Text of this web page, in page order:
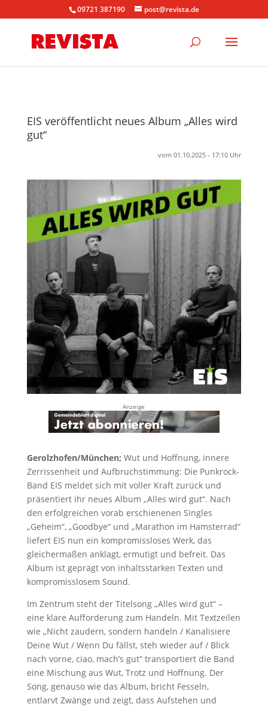
09721 387190 post@revista.de
EIS veröffentlicht neues Album „Alles wird
gut“
vom 01.10.2025 - 17:10 Uhr
Anzeige
Gerolzhofen/München; Wut und Hoffnung, innere
Zerrissenheit und Aufbruchstimmung: Die Punkrock-
Band EIS meldet sich mit voller Kraft zurück und
präsentiert ihr neues Album „Alles wird gut“. Nach
den erfolgreichen vorab erschienenen Singles
„Geheim“, „Goodbye“ und „Marathon im Hamsterrad“
liefert EIS nun ein kompromissloses Werk, das
gleichermaßen anklagt, ermutigt und befreit. Das
Album ist geprägt von inhaltsstarken Texten und
kompromisslosem Sound.
Im Zentrum steht der Titelsong „Alles wird gut“ –
eine klare Aufforderung zum Handeln. Mit Textzeilen
wie „Nicht zaudern, sondern handeln / Kanalisiere
Deine Wut / Wenn Du fällst, steh wieder auf / Blick
nach vorne, ciao, mach’s gut“ transportiert die Band
eine Mischung aus Wut, Trotz und Hoffnung. Der
Song, genauso wie das Album, bricht Fesseln,
entlarvt Zwänge und zeigt, dass Aufstehen und